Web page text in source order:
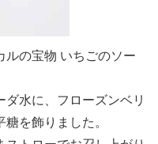
ルの宝物 いちごのソー
水に、フローズンベリ
を飾りました。